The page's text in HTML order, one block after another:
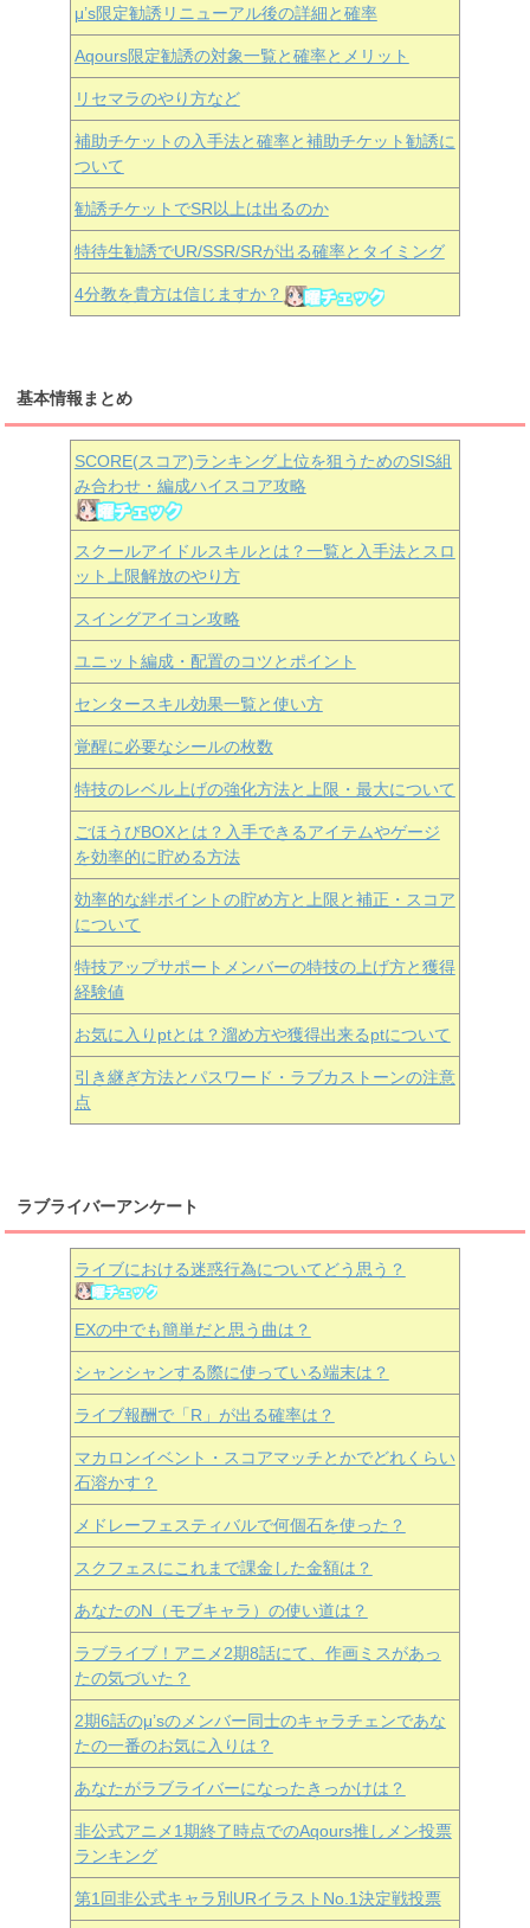
μ’s限定勧誘リニューアル後の詳細と確率
Aqours限定勧誘の対象一覧と確率とメリット
リセマラのやり方など
補助チケットの入手法と確率と補助チケット勧誘に
ついて
勧誘チケットでSR以上は出るのか
特待生勧誘でUR/SSR/SRが出る確率とタイミング
4分教を貴方は信じますか？
基本情報まとめ
SCORE(スコア)ランキング上位を狙うためのSIS組
み合わせ・編成ハイスコア攻略
スクールアイドルスキルとは？一覧と入手法とスロ
ット上限解放のやり方
スイングアイコン攻略
ユニット編成・配置のコツとポイント
センタースキル効果一覧と使い方
覚醒に必要なシールの枚数
特技のレベル上げの強化方法と上限・最大について
ごほうびBOXとは？入手できるアイテムやゲージ
を効率的に貯める方法
効率的な絆ポイントの貯め方と上限と補正・スコア
について
特技アップサポートメンバーの特技の上げ方と獲得
経験値
お気に入りptとは？溜め方や獲得出来るptについて
引き継ぎ方法とパスワード・ラブカストーンの注意
点
ラブライバーアンケート
ライブにおける迷惑行為についてどう思う？
EXの中でも簡単だと思う曲は？
シャンシャンする際に使っている端末は？
ライブ報酬で「R」が出る確率は？
マカロンイベント・スコアマッチとかでどれくらい
石溶かす？
メドレーフェスティバルで何個石を使った？
スクフェスにこれまで課金した金額は？
あなたのN（モブキャラ）の使い道は？
ラブライブ！アニメ2期8話にて、作画ミスがあっ
たの気づいた？
2期6話のμ’sのメンバー同士のキャラチェンであな
たの一番のお気に入りは？
あなたがラブライバーになったきっかけは？
非公式アニメ1期終了時点でのAqours推しメン投票
ランキング
第1回非公式キャラ別URイラストNo.1決定戦投票